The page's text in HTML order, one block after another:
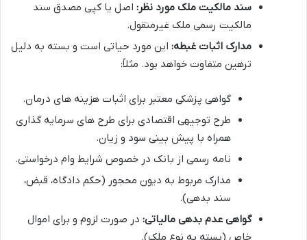
سند مالکیت ملک مورد نظر: اصل یا کپی مصدق سند
مالکیت رسمی ملک غیرمنقول.
مدارک اثبات غبطه: این مورد حیاتی است و بسته به دلیل
ترهین متفاوت خواهد بود. مثلاً:
گواهی پزشکی معتبر برای اثبات هزینه های درمان.
طرح توجیهی اقتصادی برای طرح های سرمایه گذاری
همراه با پیش بینی سود و زیان.
نامه رسمی از بانک در خصوص شرایط وام درخواستی.
مدارک مربوط به دیون محجور (حکم دادگاه، قبض،
سند بدهی).
گواهی عدم بدهی مالیاتی: در صورت لزوم و برای اموال